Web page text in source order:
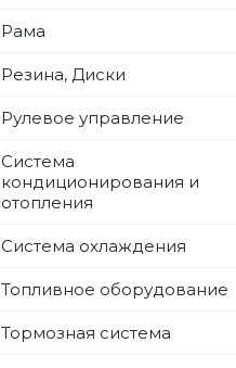
Рама
Резина, Диски
Рулевое управление
Система
кондиционирования и
отопления
Система охлаждения
Топливное оборудование
Тормозная система